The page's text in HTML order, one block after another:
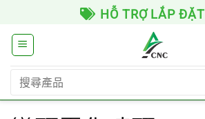
content
HỖ TRỢ LẮP ĐẶT